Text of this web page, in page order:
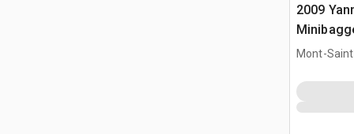
2009
Mont-